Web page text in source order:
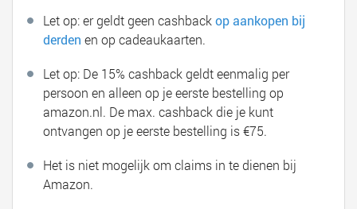
Let op: er geldt geen cashbackop aankopen bij
derden en op cadeaukaarten.
Let op: De 15% cashback geldt eenmalig per
persoon en alleen op je eerste bestelling op
amazon.nl. De max. cashback die je kunt
ontvangen op je eerste bestelling is €75.
Het is niet mogelijk om claims in te dienen bij
Amazon.